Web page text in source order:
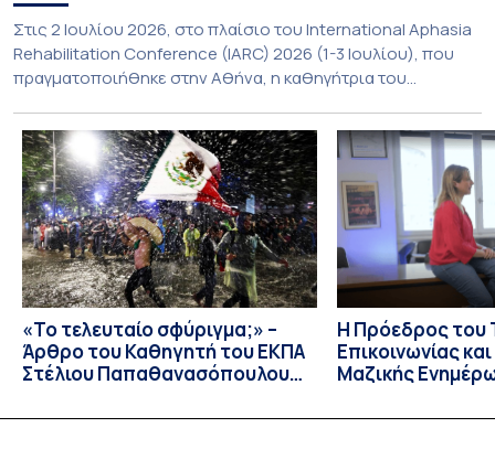
Στις 2 Ιουλίου 2026, στο πλαίσιο του International Aphasia
Rehabilitation Conference (IARC) 2026 (1-3 Ιουλίου), που
πραγματοποιήθηκε στην Αθήνα, η καθηγήτρια του
Πανεπιστημίου Αθηνών, Σπυριδούλα Βαρλοκώστα,
παρουσίασε το LexiGram, ένα καινοτόμο, σταθμισμένο
εργαλείο αξιολόγησης των λεξικών και γραμματικών
διαταραχών σε ελληνόφωνους ασθενείς με αφασία. Η
αφασία είναι επίκτητη γλωσσική […]
«Το τελευταίο σφύριγμα;» –
Άρθρο του Καθηγητή του ΕΚΠΑ
Στέλιου Παπαθανασόπουλου
Η Πρόεδρος του
Επικοινωνίας
Μαζικής
Καθηγήτρια